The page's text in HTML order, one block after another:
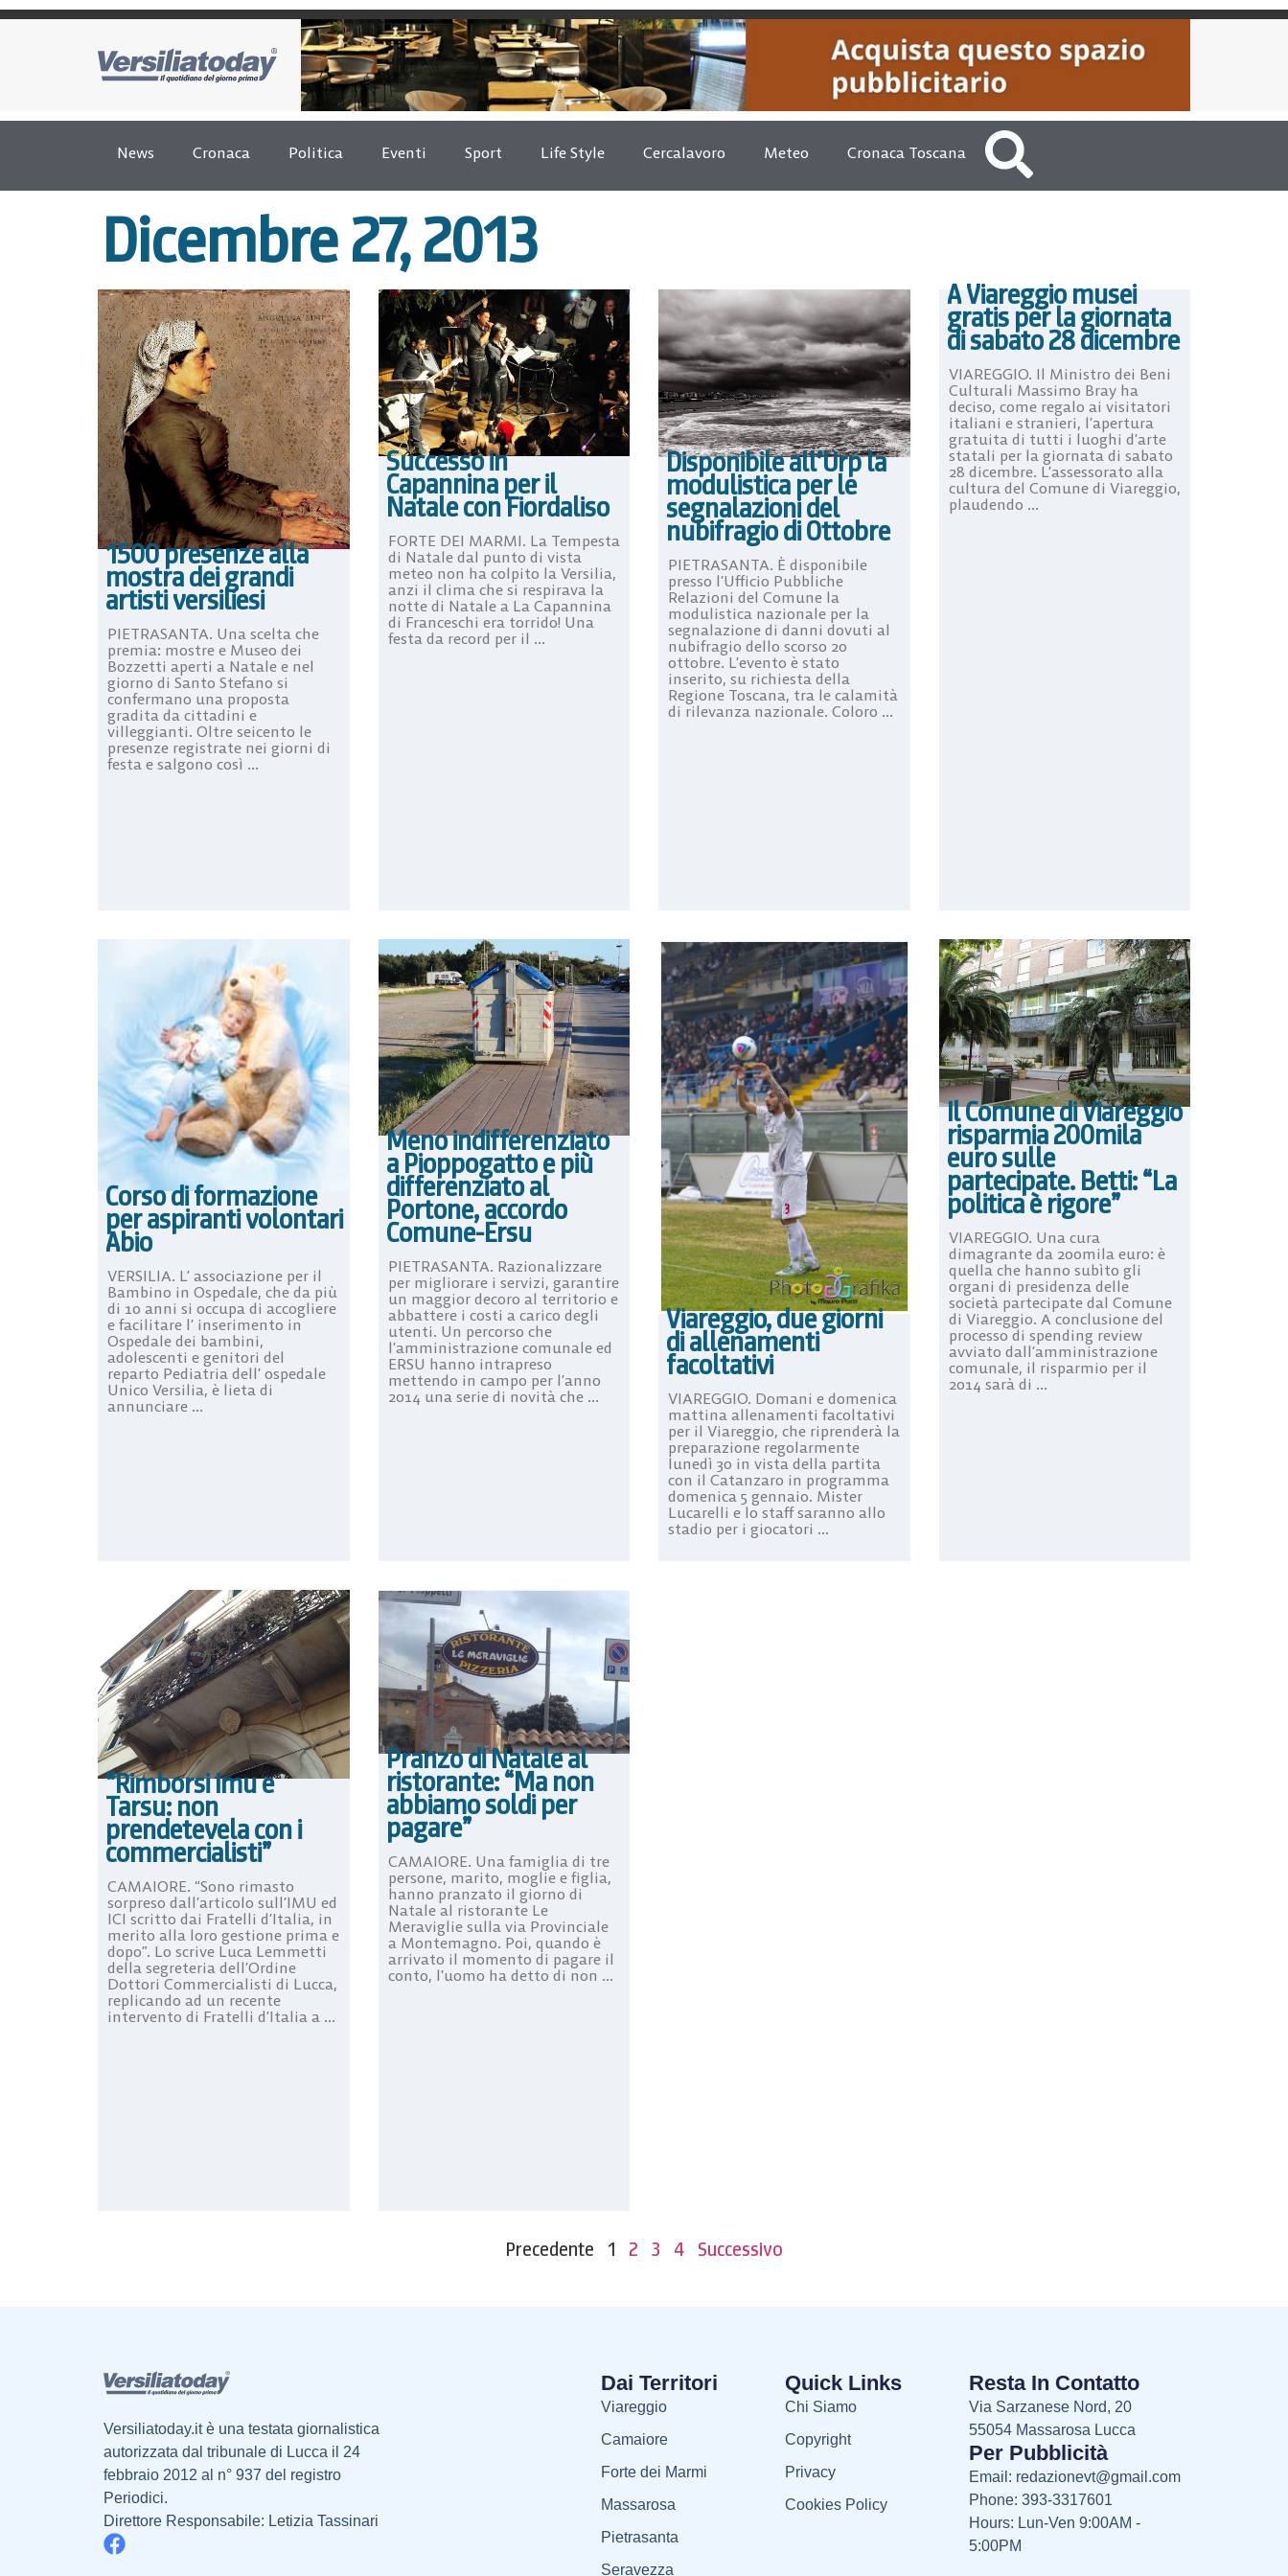
News Cronaca Politica Eventi Sport Life Style Cercalavoro Meteo Cronaca Toscana
Dicembre 27, 2013
1500 presenze alla
mostra dei grandi
artisti versiliesi
PIETRASANTA. Una scelta che
premia: mostre e Museo dei
Bozzetti aperti a Natale e nel
giorno di Santo Stefano si
confermano una proposta
gradita da cittadini e
villeggianti. Oltre seicento le
presenze registrate nei giorni di
festa e salgono così ...
Successo in
Capannina per il
Natale con Fiordaliso
FORTE DEI MARMI. La Tempesta
di Natale dal punto di vista
meteo non ha colpito la Versilia,
anzi il clima che si respirava la
notte di Natale a La Capannina
di Franceschi era torrido! Una
festa da record per il ...
Disponibile all’Urp la
modulistica per le
segnalazioni del
nubifragio di Ottobre
PIETRASANTA. È disponibile
presso l’Ufficio Pubbliche
Relazioni del Comune la
modulistica nazionale per la
segnalazione di danni dovuti al
nubifragio dello scorso 20
ottobre. L’evento è stato
inserito, su richiesta della
Regione Toscana, tra le calamità
di rilevanza nazionale. Coloro ...
A Viareggio musei
gratis per la giornata
di sabato 28 dicembre
VIAREGGIO. Il Ministro dei Beni
Culturali Massimo Bray ha
deciso, come regalo ai visitatori
italiani e stranieri, l’apertura
gratuita di tutti i luoghi d’arte
statali per la giornata di sabato
28 dicembre. L’assessorato alla
cultura del Comune di Viareggio,
plaudendo ...
Corso di formazione
per aspiranti volontari
Abio
VERSILIA. L’ associazione per il
Bambino in Ospedale, che da più
di 10 anni si occupa di accogliere
e facilitare l’ inserimento in
Ospedale dei bambini,
adolescenti e genitori del
reparto Pediatria dell’ ospedale
Unico Versilia, è lieta di
annunciare ...
Meno indifferenziato
a Pioppogatto e più
differenziato al
Portone, accordo
Comune-Ersu
PIETRASANTA. Razionalizzare
per migliorare i servizi, garantire
un maggior decoro al territorio e
abbattere i costi a carico degli
utenti. Un percorso che
l’amministrazione comunale ed
ERSU hanno intrapreso
mettendo in campo per l’anno
2014 una serie di novità che ...
Viareggio, due giorni
di allenamenti
facoltativi
VIAREGGIO. Domani e domenica
mattina allenamenti facoltativi
per il Viareggio, che riprenderà la
preparazione regolarmente
lunedì 30 in vista della partita
con il Catanzaro in programma
domenica 5 gennaio. Mister
Lucarelli e lo staff saranno allo
stadio per i giocatori ...
Il Comune di Viareggio
risparmia 200mila
euro sulle
partecipate. Betti: “La
politica è rigore”
VIAREGGIO. Una cura
dimagrante da 200mila euro: è
quella che hanno subìto gli
organi di presidenza delle
società partecipate dal Comune
di Viareggio. A conclusione del
processo di spending review
avviato dall’amministrazione
comunale, il risparmio per il
2014 sarà di ...
“Rimborsi Imu e
Tarsu: non
prendetevela con i
commercialisti”
CAMAIORE. “Sono rimasto
sorpreso dall’articolo sull’IMU ed
ICI scritto dai Fratelli d’Italia, in
merito alla loro gestione prima e
dopo”. Lo scrive Luca Lemmetti
della segreteria dell’Ordine
Dottori Commercialisti di Lucca,
replicando ad un recente
intervento di Fratelli d’Italia a ...
Pranzo di Natale al
ristorante: “Ma non
abbiamo soldi per
pagare”
CAMAIORE. Una famiglia di tre
persone, marito, moglie e figlia,
hanno pranzato il giorno di
Natale al ristorante Le
Meraviglie sulla via Provinciale
a Montemagno. Poi, quando è
arrivato il momento di pagare il
conto, l’uomo ha detto di non ...
Precedente 1 2 3 4 Successivo
Versiliatoday.it è una testata giornalistica
autorizzata dal tribunale di Lucca il 24
febbraio 2012 al n° 937 del registro
Periodici.
Direttore Responsabile: Letizia Tassinari
Dai Territori
Viareggio
Camaiore
Forte dei Marmi
Massarosa
Pietrasanta
Seravezza
Quick Links
Chi Siamo
Copyright
Privacy
Cookies Policy
Resta In Contatto
Via Sarzanese Nord, 20
55054 Massarosa Lucca
Per Pubblicità
Email: redazionevt@gmail.com
Phone: 393-3317601
Hours: Lun-Ven 9:00AM -
5:00PM